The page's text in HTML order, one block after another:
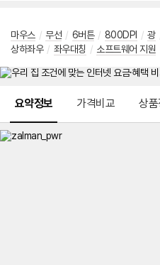
마우스 / 무선 / 6버튼 / 800DPI / 광
상하좌우 / 좌우대칭 / 소프트웨어 지원
요약정보 가격비교 상